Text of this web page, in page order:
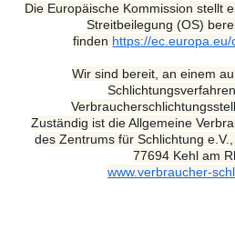
Die Europäische Kommission stellt
Streitbeilegung (OS)
finden https://
Wir sind bereit, an einem
Zuständig ist die Allgemeine
des Zentrums für Schlichtung
77694 Kehl am
www.verbraucher-